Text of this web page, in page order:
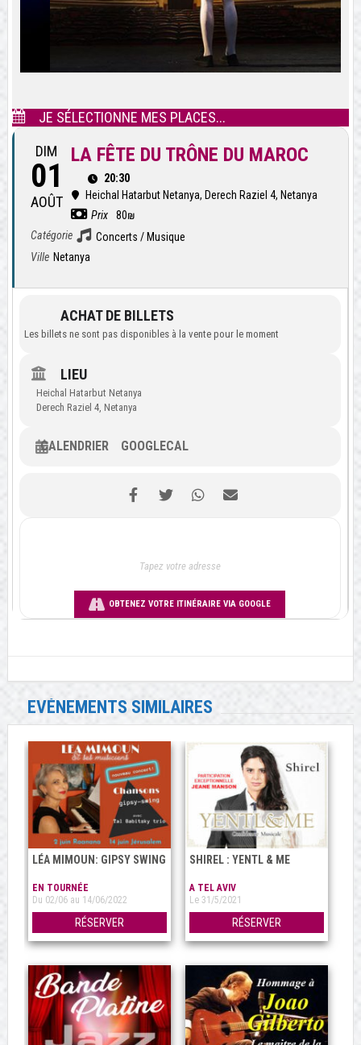
JE SÉLECTIONNE MES PLACES...
DIM
01
AOÛT
LA FÊTE DU TRÔNE DU MAROC
20:30
Heichal Hatarbut Netanya, Derech Raziel 4, Netanya
Prix
80₪
Catégorie
Concerts / Musique
Ville Netanya
ACHAT DE BILLETS
Les billets ne sont pas disponibles à la vente pour le moment
LIEU
Heichal Hatarbut Netanya
Derech Raziel 4, Netanya
CALENDRIER GOOGLECAL
OBTENEZ VOTRE ITINÉRAIRE VIA GOOGLE
EVÉNEMENTS SIMILAIRES
LÉA MIMOUN: GIPSY SWING
EN TOURNÉE
Du 02/06 au 14/06/2022
RÉSERVER
SHIREL : YENTL & ME
A TEL AVIV
Le 31/5/2021
RÉSERVER